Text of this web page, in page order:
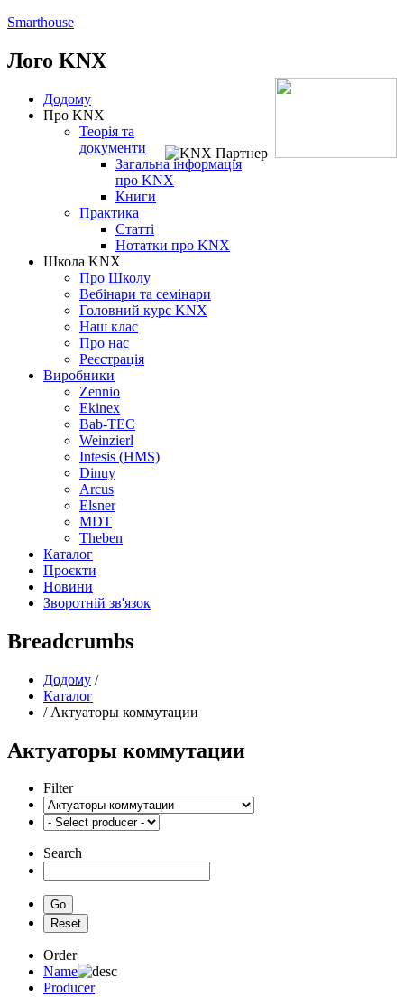
Smarthouse
Лого KNX
Додому
Про KNX
Теорія та
документи
Загальна інформація
про KNX
Книги
Практика
Статті
Нотатки про KNХ
Школа KNX
Про Школу
Вебінари та семінари
Головний курс KNX
Наш клас
Про нас
Реєстрація
Виробники
Zennio
Ekinex
Bab-TEC
Weinzierl
Intesis (HMS)
Dinuy
Arcus
Elsner
MDT
Theben
Каталог
Проєкти
Новини
Зворотній зв'язок
Breadcrumbs
Додому /
Каталог
/ Актуаторы коммутации
Актуаторы коммутации
Filter
Search
Order
Name
Producer